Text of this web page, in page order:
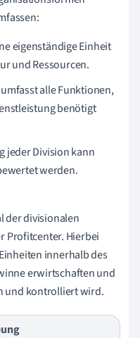
eigenständige Einheit
und Ressourcen.
alle Funktionen,
benötigt
jeder Division kann
werden.
der divisionalen
Profitcenter. Hierbei
innerhalb des
erwirtschaften und
und kontrolliert wird.